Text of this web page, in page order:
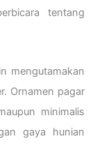
tentang
mengutamakan
Ornamen pagar
minimalis
gaya hunian